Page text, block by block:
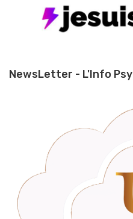
NewsLetter - L'Info Psy